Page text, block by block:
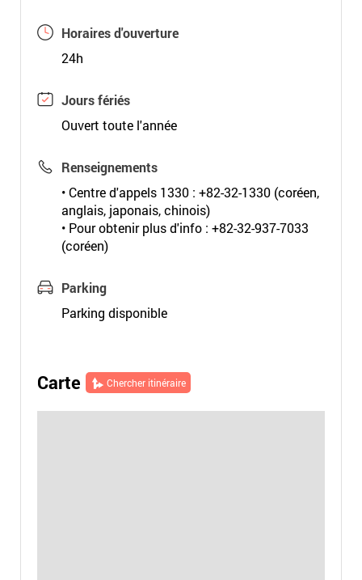
Horaires d'ouverture
24h
Jours fériés
Ouvert toute l'année
Renseignements
• Centre d'appels 1330 : +82-32-1330 (coréen,
anglais, japonais, chinois)
• Pour obtenir plus d'info : +82-32-937-7033
(coréen)
Parking
Parking disponible
Carte Chercher itinéraire